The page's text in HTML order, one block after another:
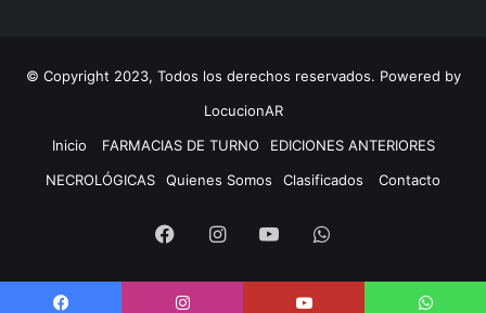
© Copyright 2023, Todos los derechos reservados. Powered by
LocucionAR
Inicio
FARMACIAS DE TURNO
EDICIONES ANTERIORES
NECROLÓGICAS
Quienes Somos Clasificados Contacto
FacebookInstagramYoutubeWhatsapp